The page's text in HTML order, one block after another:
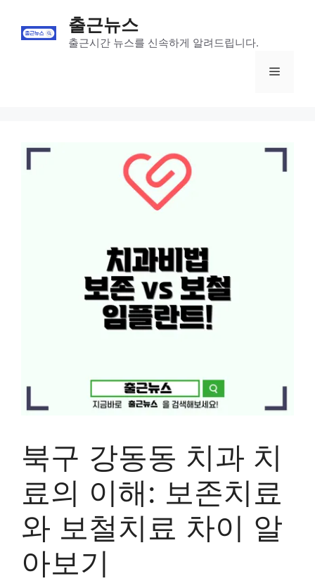
content
출근뉴스
출근시간 뉴스를 신속하게 알려드립니다.
Menu
북구 강동동 치과 치
료의 이해: 보존치료
와 보철치료 차이 알
아보기